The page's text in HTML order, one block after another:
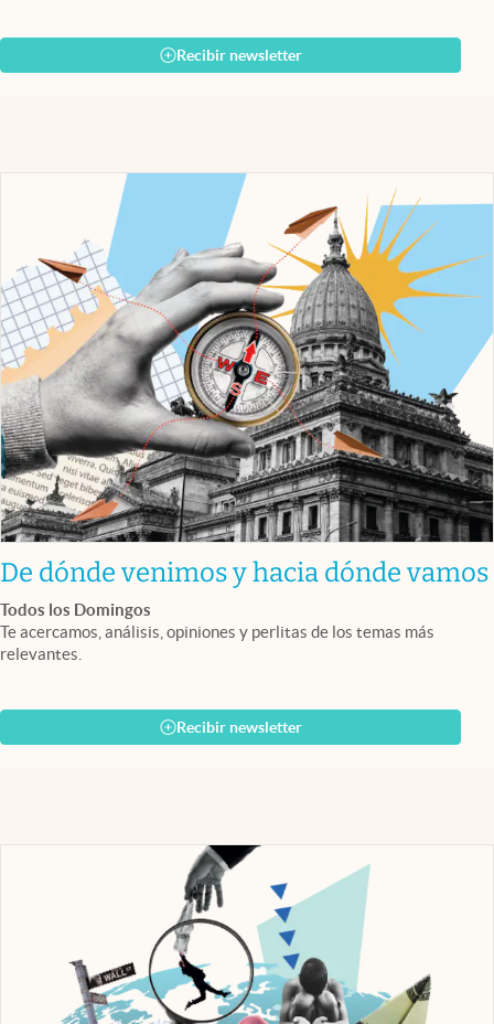
Recibir newsletter
De dónde venimos y hacia dónde vamos
Todos los Domingos
Te acercamos, análisis, opiniones y perlitas de los temas más
relevantes.
Recibir newsletter